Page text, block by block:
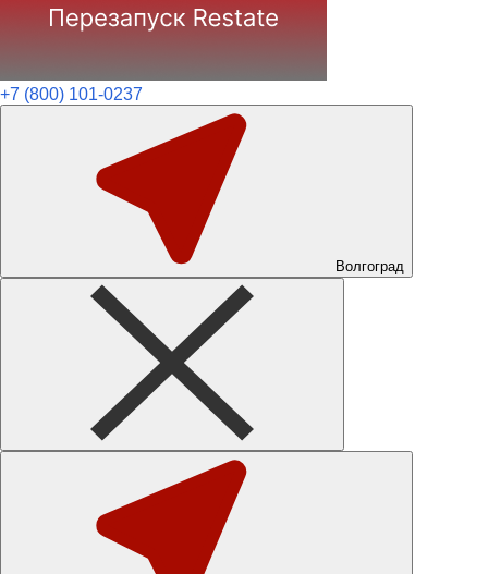
+7 (800) 101-0237
Волгоград